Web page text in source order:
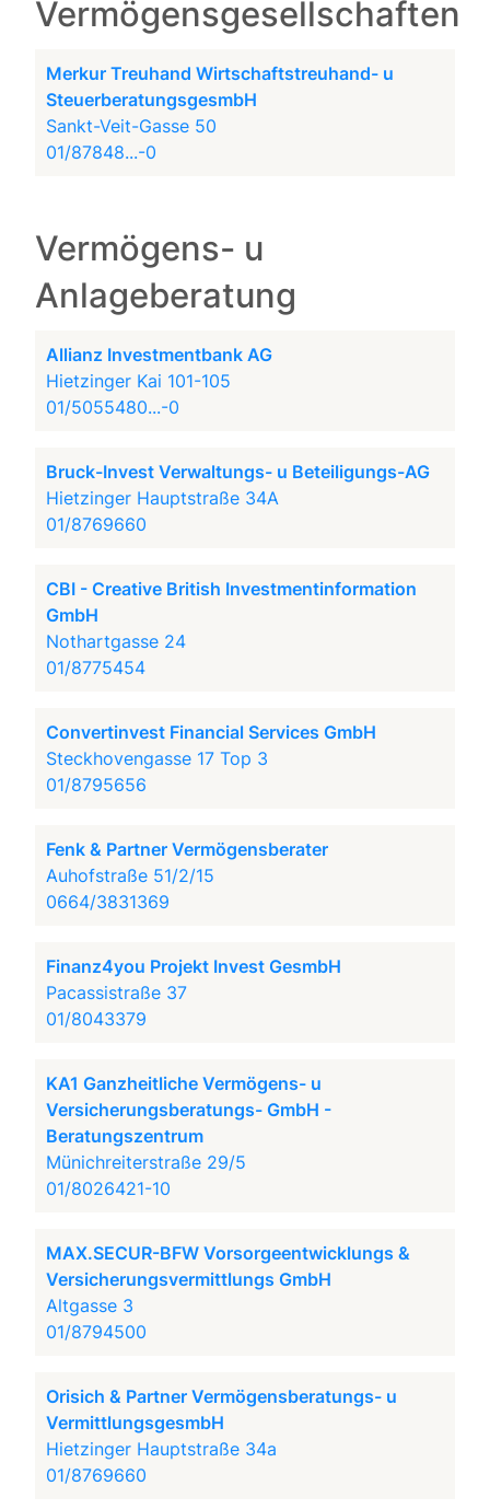
Vermögensgesellschaften
Merkur Treuhand Wirtschaftstreuhand- u
SteuerberatungsgesmbH
Sankt-Veit-Gasse 50
01/87848...-0
Vermögens- u
Anlageberatung
Allianz Investmentbank AG
Hietzinger Kai 101-105
01/5055480...-0
Bruck-Invest Verwaltungs- u Beteiligungs-AG
Hietzinger Hauptstraße 34A
01/8769660
CBI - Creative British Investmentinformation
GmbH
Nothartgasse 24
01/8775454
Convertinvest Financial Services GmbH
Steckhovengasse 17 Top 3
01/8795656
Fenk & Partner Vermögensberater
Auhofstraße 51/2/15
0664/3831369
Finanz4you Projekt Invest GesmbH
Pacassistraße 37
01/8043379
KA1 Ganzheitliche Vermögens- u
Versicherungsberatungs- GmbH -
Beratungszentrum
Münichreiterstraße 29/5
01/8026421-10
MAX.SECUR-BFW Vorsorgeentwicklungs &
Versicherungsvermittlungs GmbH
Altgasse 3
01/8794500
Orisich & Partner Vermögensberatungs- u
VermittlungsgesmbH
Hietzinger Hauptstraße 34a
01/8769660